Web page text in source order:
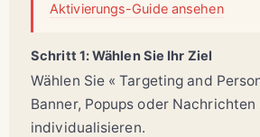
Aktivierungs-Guide ansehen
Schritt 1: Wählen Sie Ihr Ziel
Wählen Sie « Targeting and
Banner, Popups oder Nachrichten
individualisieren.